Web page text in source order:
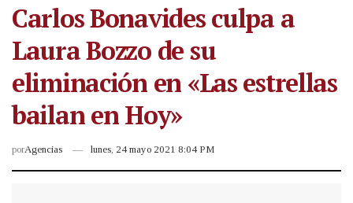
Carlos Bonavides culpa a
Laura Bozzo de su
eliminación en «Las estrellas
bailan en Hoy»
porAgencias lunes, 24 mayo 2021 8:04 PM